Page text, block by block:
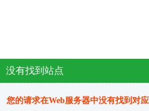
没有找到站点
您的请求在Web服务器中没有找到对